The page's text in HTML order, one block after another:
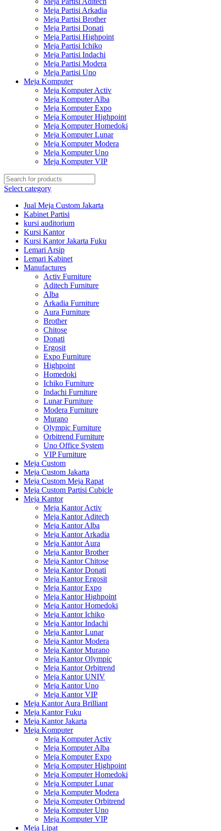
Meja Partisi Arkadia
Meja Partisi Brother
Meja Partisi Donati
Meja Partisi Highpoint
Meja Partisi Ichiko
Meja Partisi Indachi
Meja Partisi Modera
Meja Partisi Uno
Meja Komputer
Meja Komputer Activ
Meja Komputer Alba
Meja Komputer Expo
Meja Komputer Highpoint
Meja Komputer Homedoki
Meja Komputer Lunar
Meja Komputer Modera
Meja Komputer Uno
Meja Komputer VIP
Select category
Jual Meja Custom Jakarta
Kabinet Partisi
kursi auditorium
Kursi Kantor
Kursi Kantor Jakarta Fuku
Lemari Arsip
Lemari Kabinet
Manufactures
Activ Furniture
Aditech Furniture
Alba
Arkadia Furniture
Aura Furniture
Brother
Chitose
Donati
Ergosit
Expo Furniture
Highpoint
Homedoki
Ichiko Furniture
Indachi Furniture
Lunar Furniture
Modera Furniture
Murano
Olympic Furniture
Orbitrend Furniture
Uno Office System
VIP Furniture
Meja Custom
Meja Custom Jakarta
Meja Custom Meja Rapat
Meja Custom Partisi Cubicle
Meja Kantor
Meja Kantor Activ
Meja Kantor Aditech
Meja Kantor Alba
Meja Kantor Arkadia
Meja Kantor Aura
Meja Kantor Brother
Meja Kantor Chitose
Meja Kantor Donati
Meja Kantor Ergosit
Meja Kantor Expo
Meja Kantor Highpoint
Meja Kantor Homedoki
Meja Kantor Ichiko
Meja Kantor Indachi
Meja Kantor Lunar
Meja Kantor Modera
Meja Kantor Murano
Meja Kantor Olympic
Meja Kantor Orbitrend
Meja Kantor UNIV
Meja Kantor Uno
Meja Kantor VIP
Meja Kantor Aura Brilliant
Meja Kantor Fuku
Meja Kantor Jakarta
Meja Komputer
Meja Komputer Activ
Meja Komputer Alba
Meja Komputer Expo
Meja Komputer Highpoint
Meja Komputer Homedoki
Meja Komputer Lunar
Meja Komputer Modera
Meja Komputer Orbitrend
Meja Komputer Uno
Meja Komputer VIP
Meja Lipat